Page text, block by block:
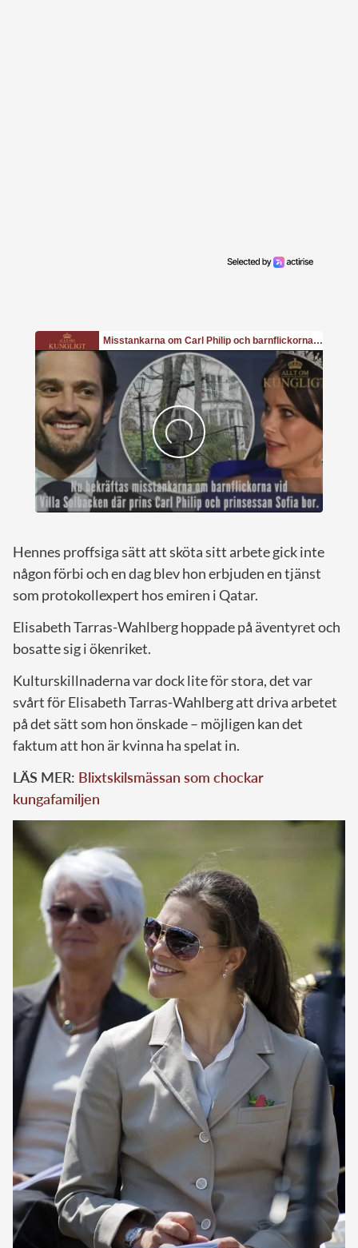
Hennes proffsiga sätt att sköta sitt arbete gick inte
någon förbi och en dag blev hon erbjuden en tjänst
som protokollexpert hos emiren i Qatar.
Elisabeth Tarras-Wahlberg hoppade på äventyret och
bosatte sig i ökenriket.
Kulturskillnaderna var dock lite för stora, det var
svårt för Elisabeth Tarras-Wahlberg att driva arbetet
på det sätt som hon önskade – möjligen kan det
faktum att hon är kvinna ha spelat in.
LÄS MER: Blixtskilsmässan som chockar
kungafamiljen